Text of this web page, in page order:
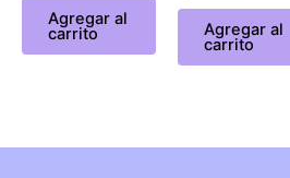
Agregar al
carrito Agregar al
carrito